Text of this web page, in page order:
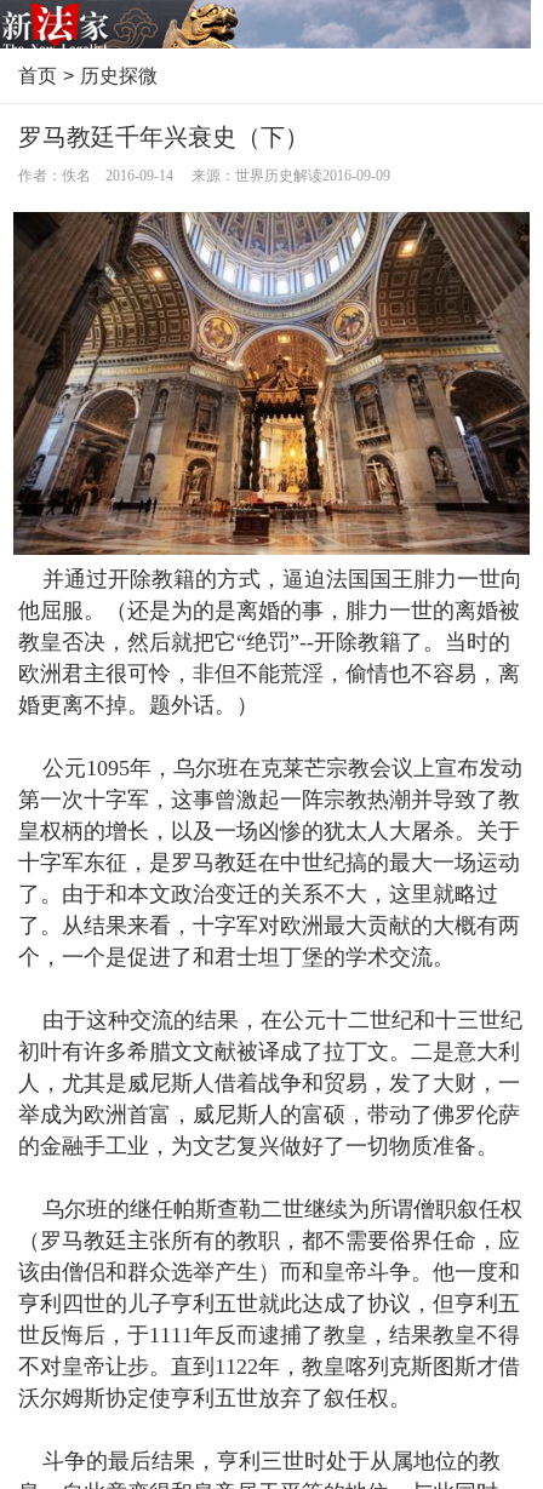
首页 > 历史探微
罗马教廷千年兴衰史（下）
作者：佚名 2016-09-14 来源：世界历史解读2016-09-09
并通过开除教籍的方式，逼迫法国国王腓力一世向
他屈服。（还是为的是离婚的事，腓力一世的离婚被
教皇否决，然后就把它“绝罚”--开除教籍了。当时的
欧洲君主很可怜，非但不能荒淫，偷情也不容易，离
婚更离不掉。题外话。）
公元1095年，乌尔班在克莱芒宗教会议上宣布发动
第一次十字军，这事曾激起一阵宗教热潮并导致了教
皇权柄的增长，以及一场凶惨的犹太人大屠杀。关于
十字军东征，是罗马教廷在中世纪搞的最大一场运动
了。由于和本文政治变迁的关系不大，这里就略过
了。从结果来看，十字军对欧洲最大贡献的大概有两
个，一个是促进了和君士坦丁堡的学术交流。
由于这种交流的结果，在公元十二世纪和十三世纪
初叶有许多希腊文文献被译成了拉丁文。二是意大利
人，尤其是威尼斯人借着战争和贸易，发了大财，一
举成为欧洲首富，威尼斯人的富硕，带动了佛罗伦萨
的金融手工业，为文艺复兴做好了一切物质准备。
乌尔班的继任帕斯查勒二世继续为所谓僧职叙任权
（罗马教廷主张所有的教职，都不需要俗界任命，应
该由僧侣和群众选举产生）而和皇帝斗争。他一度和
亨利四世的儿子亨利五世就此达成了协议，但亨利五
世反悔后，于1111年反而逮捕了教皇，结果教皇不得
不对皇帝让步。直到1122年，教皇喀列克斯图斯才借
沃尔姆斯协定使亨利五世放弃了叙任权。
斗争的最后结果，亨利三世时处于从属地位的教